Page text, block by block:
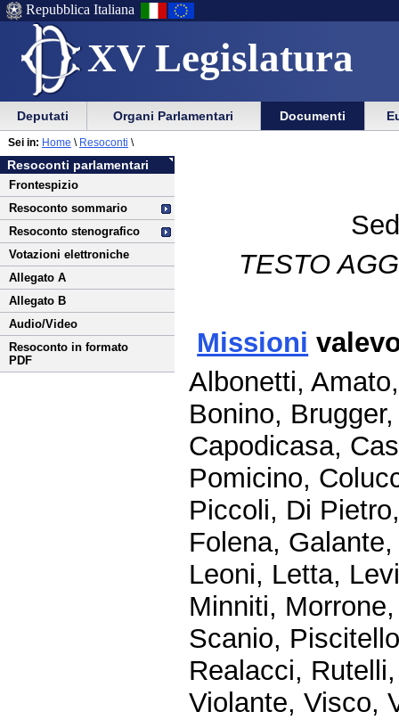
XV Legislatura
Menu
di
ausilio
alla
navigazione
Vai
Menu
di
navigazione
principale
Repubblica Italiana
Menu
di
navigazione
principale
Vai
menu
di
sezione
Deputati Organi Parlamentari Documenti
Vai
al
contenuto
Resoconti parlamentari
Frontespizio
Resoconto sommario
Resoconto stenografico
Votazioni elettroniche
Allegato A
Allegato B
Audio/Video
Resoconto in formato
PDF
Sei in: Home \ Resoconti \
TESTO
Missioni
Albonetti,
Bonino,
Capodicasa,
Pomicino,
Piccoli, Di
Folena,
Leoni, Letta,
Minniti,
Scanio,
Realacci,
Violante, Visco,